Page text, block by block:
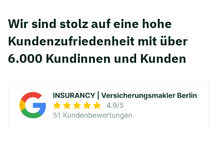
Wir sind stolz auf eine hohe
Kunden­zufriedenheit mit über
6.000 Kundinnen und Kunden